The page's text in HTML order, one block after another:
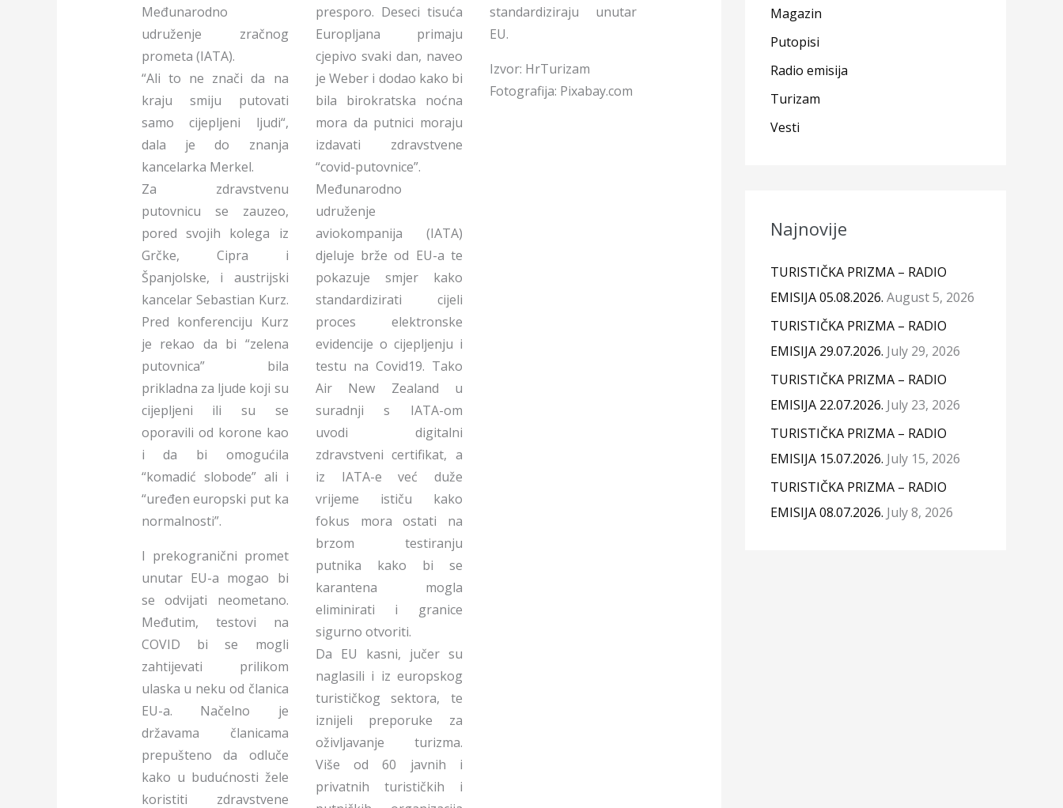
Međunarodno
udruženje zračnog
prometa (IATA).
“Ali to ne znači da na
kraju smiju putovati
samo cijepljeni ljudi“,
dala je do znanja
kancelarka Merkel.
Za zdravstvenu
putovnicu se zauzeo,
pored svojih kolega iz
Grčke, Cipra i
Španjolske, i austrijski
kancelar Sebastian Kurz.
Pred konferenciju Kurz
je rekao da bi “zelena
putovnica” bila
prikladna za ljude koji su
cijepljeni ili su se
oporavili od korone kao
i da bi omogućila
“komadić slobode” ali i
“uređen europski put ka
normalnosti”.
I prekogranični promet
unutar EU-a mogao bi
se odvijati neometano.
Međutim, testovi na
COVID bi se mogli
zahtijevati prilikom
ulaska u neku od članica
EU-a. Načelno je
državama članicama
prepušteno da odluče
kako u budućnosti žele
koristiti zdravstvene
presporo. Deseci tisuća
Europljana primaju
cjepivo svaki dan, naveo
je Weber i dodao kako bi
bila birokratska noćna
mora da putnici moraju
izdavati zdravstvene
“covid-putovnice”.
Međunarodno
udruženje
aviokompanija (IATA)
djeluje brže od EU-a te
pokazuje smjer kako
standardizirati cijeli
proces elektronske
evidencije o cijepljenju i
testu na Covid19. Tako
Air New Zealand u
suradnji s IATA-om
uvodi digitalni
zdravstveni certifikat, a
iz IATA-e već duže
vrijeme ističu kako
fokus mora ostati na
brzom testiranju
putnika kako bi se
karantena mogla
eliminirati i granice
sigurno otvoriti.
Da EU kasni, jučer su
naglasili i iz europskog
turističkog sektora, te
iznijeli preporuke za
oživljavanje turizma.
Više od 60 javnih i
privatnih turističkih i
standardiziraju unutar
EU.
Izvor: HrTurizam
Fotografija: Pixabay.com
Magazin
Putopisi
Radio emisija
Turizam
Vesti
Najnovije
TURISTIČKA PRIZMA – RADIO
EMISIJA 05.08.2026. August 5, 2026
TURISTIČKA PRIZMA – RADIO
EMISIJA 29.07.2026. July 29, 2026
TURISTIČKA PRIZMA – RADIO
EMISIJA 22.07.2026. July 23, 2026
TURISTIČKA PRIZMA – RADIO
EMISIJA 15.07.2026. July 15, 2026
TURISTIČKA PRIZMA – RADIO
EMISIJA 08.07.2026. July 8, 2026